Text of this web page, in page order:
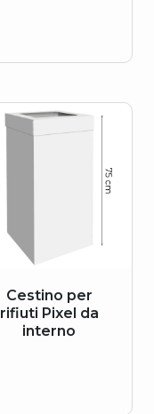
Cestino per
rifiuti Pixel da
interno